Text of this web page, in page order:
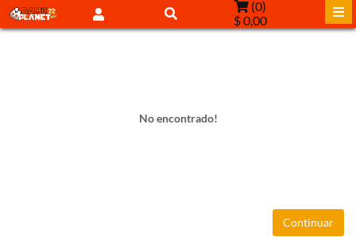
(0)
$ 0,00
No encontrado!
Continuar